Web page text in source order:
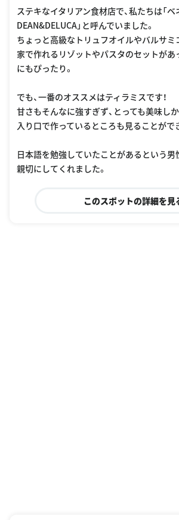
ステキなイタリアン食材店で、私たちは「
DEAN&DELUCA」と呼んでいました。
ちょっと高級なトリュフオイルやバルサミ
家で作れるリゾットやパスタのセットがあ
にもぴったり。
でも、一番のオススメはティラミスです！
甘さもそんなに強すぎず、とっても美味し
入り口で作っているところも見ることがで
日本語を勉強していたことがあるという男
親切にしてくれました。
このスポットの詳細を見